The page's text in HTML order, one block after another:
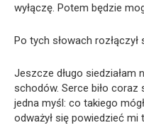
wyłączę. Potem będzie
Po tych słowach rozłączył
Jeszcze długo
schodów. Serce biło coraz
jedna myśl: co takiego
odważył się powiedzieć mi